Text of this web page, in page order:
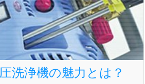
洗浄機の魅力とは？